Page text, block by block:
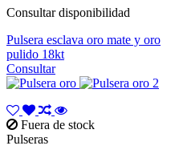
Consultar disponibilidad
Pulsera esclava oro mate y oro
pulido 18kt
Consultar
Fuera de stock
Pulseras